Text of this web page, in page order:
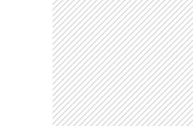
CARREGANDO